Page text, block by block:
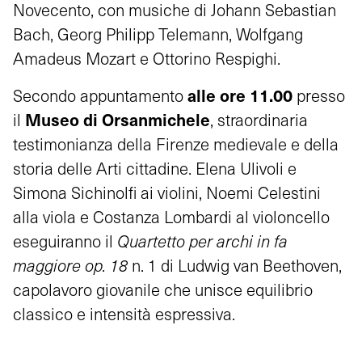
Novecento, con musiche di Johann Sebastian
Bach, Georg Philipp Telemann, Wolfgang
Amadeus Mozart e Ottorino Respighi.
Secondo appuntamentoalle ore 11.00 presso
il Museo di Orsanmichele, straordinaria
testimonianza della Firenze medievale e della
storia delle Arti cittadine. Elena Ulivoli e
Simona Sichinolfi ai violini, Noemi Celestini
alla viola e Costanza Lombardi al violoncello
eseguiranno il Quartetto per archi in fa
maggiore op. 18 n. 1 di Ludwig van Beethoven,
capolavoro giovanile che unisce equilibrio
classico e intensità espressiva.